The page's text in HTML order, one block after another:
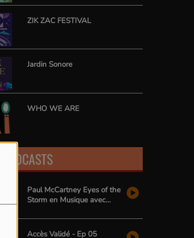
ZIK ZAC FESTIVAL
Jardin Sonore
WHO WE ARE
PODCASTS
Paul McCartney Eyes of the
Storm en Musique avec
Accès Validé - Ep 05